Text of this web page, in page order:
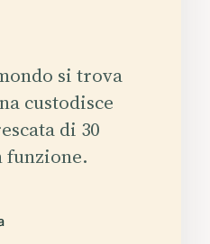
si trova
custodisce
di 30
funzione.